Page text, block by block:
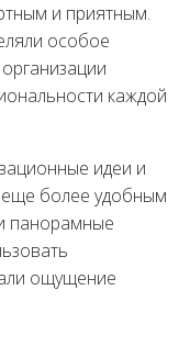
и приятным.
особое
каждой
идеи и
еще более удобным
панорамные
ощущение